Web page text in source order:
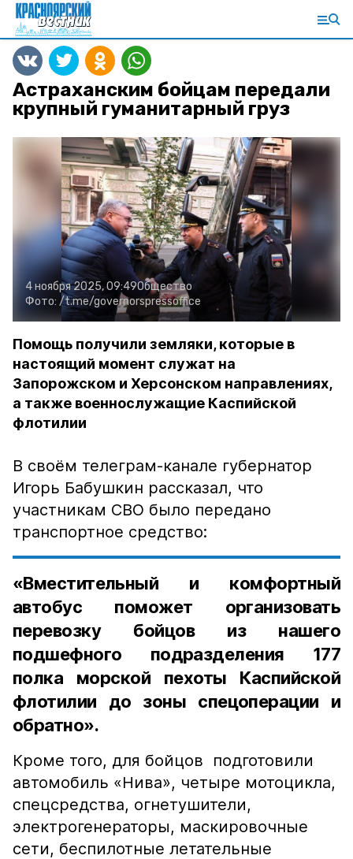
Астраханским бойцам передали
крупный гуманитарный груз
4 ноября 2025, 09:49Общество
Фото: /t.me/governorspressoffice
Помощь получили земляки, которые в
настоящий момент служат на
Запорожском и Херсонском направлениях,
а также военнослужащие Каспийской
флотилии
В своём телеграм-канале губернатор
Игорь Бабушкин рассказал, что
участникам СВО было передано
транспортное средство:
«Вместительный и комфортный
автобус поможет организовать
перевозку бойцов из нашего
подшефного подразделения 177
полка морской пехоты Каспийской
флотилии до зоны спецоперации и
обратно».
Кроме того, для бойцов подготовили
автомобиль «Нива», четыре мотоцикла,
спецсредства, огнетушители,
электрогенераторы, маскировочные
сети, беспилотные летательные